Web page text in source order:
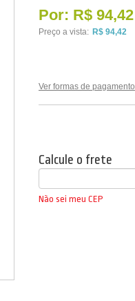
Por: R$ 94,42
Preço a vista: R$ 94,42
Ver formas de pagamento
Calcule o frete
Não sei meu CEP